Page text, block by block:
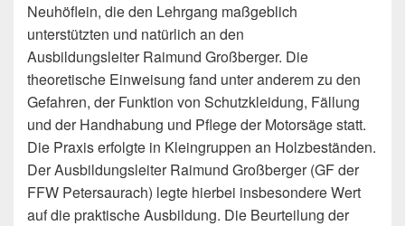
Neuhöflein, die den Lehrgang maßgeblich
unterstützten und natürlich an den
Ausbildungsleiter Raimund Großberger. Die
theoretische Einweisung fand unter anderem zu den
Gefahren, der Funktion von Schutzkleidung, Fällung
und der Handhabung und Pflege der Motorsäge statt.
Die Praxis erfolgte in Kleingruppen an Holzbeständen.
Der Ausbildungsleiter Raimund Großberger (GF der
FFW Petersaurach) legte hierbei insbesondere Wert
auf die praktische Ausbildung. Die Beurteilung der